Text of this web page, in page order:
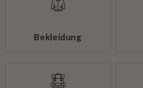
Bekleidung